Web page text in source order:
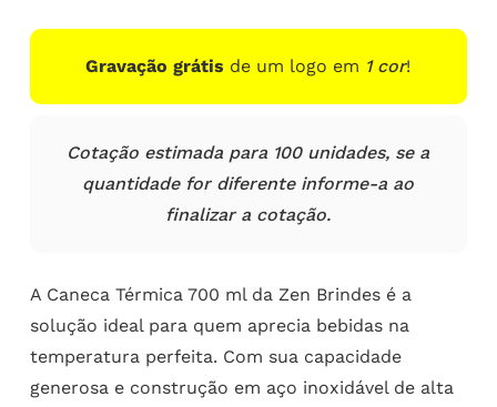
clientes
Gravação grátis de um logo em 1 cor!
Cotação estimada para 100 unidades, se a
quantidade for diferente informe-a ao
finalizar a cotação.
A Caneca Térmica 700 ml da Zen Brindes é a
solução ideal para quem aprecia bebidas na
temperatura perfeita. Com sua capacidade
generosa e construção em aço inoxidável de alta